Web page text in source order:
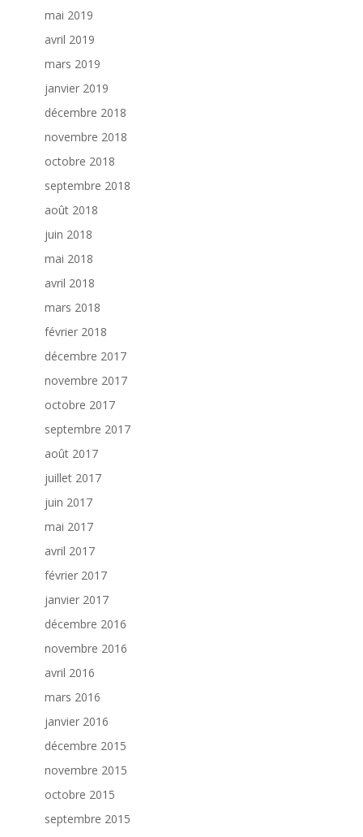
mai 2019
avril 2019
mars 2019
janvier 2019
décembre 2018
novembre 2018
octobre 2018
septembre 2018
août 2018
juin 2018
mai 2018
avril 2018
mars 2018
février 2018
décembre 2017
novembre 2017
octobre 2017
septembre 2017
août 2017
juillet 2017
juin 2017
mai 2017
avril 2017
février 2017
janvier 2017
décembre 2016
novembre 2016
avril 2016
mars 2016
janvier 2016
décembre 2015
novembre 2015
octobre 2015
septembre 2015